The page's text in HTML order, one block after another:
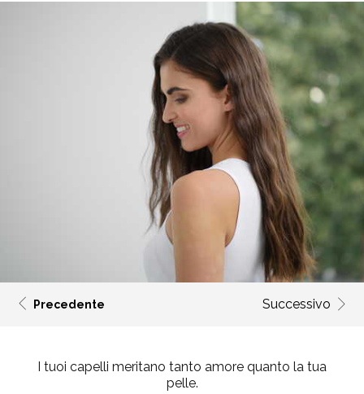
Precedente Successivo
I tuoi capelli meritano tanto amore quanto la tua
pelle.